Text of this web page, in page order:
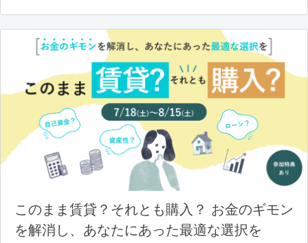
このまま賃貸？それとも購入？ お金のギモン
を解消し、あなたにあった最適な選択を